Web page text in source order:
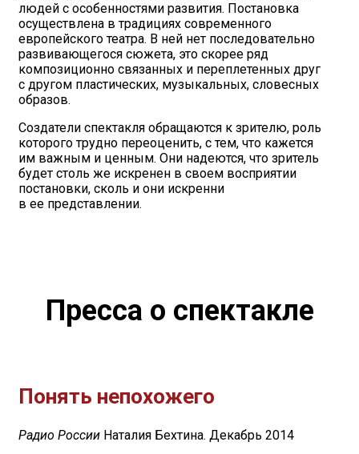
людей с особенностями развития. Постановка
осуществлена в традициях современного
европейского театра. В ней нет последовательно
развивающегося сюжета, это скорее ряд
композиционно связанных и переплетенных друг
с другом пластических, музыкальных, словесных
образов.
Создатели спектакля обращаются к зрителю, роль
которого трудно переоценить, с тем, что кажется
им важным и ценным. Они надеются, что зритель
будет столь же искренен в своем восприятии
постановки, сколь и они искренни
в ее представлении.
Пресса о спектакле
Понять непохожего
Радио России Наталия Бехтина. Декабрь 2014